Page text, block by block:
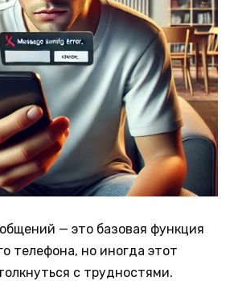
— это базовая функция
телефона, но иногда этот
с трудностями.